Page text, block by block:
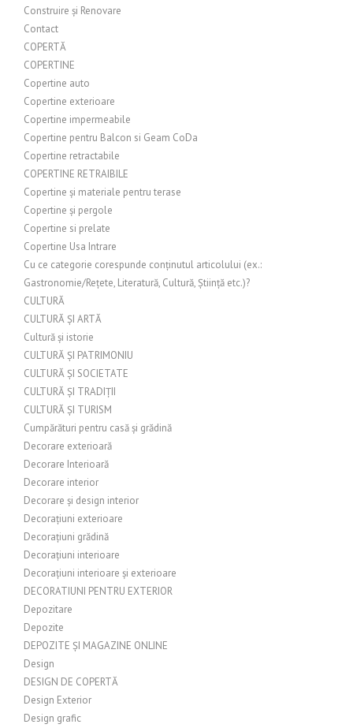
Construire și Renovare
Contact
COPERTĂ
COPERTINE
Copertine auto
Copertine exterioare
Copertine impermeabile
Copertine pentru Balcon si Geam CoDa
Copertine retractabile
COPERTINE RETRAIBILE
Copertine și materiale pentru terase
Copertine și pergole
Copertine si prelate
Copertine Usa Intrare
Cu ce categorie corespunde conținutul articolului (ex.:
Gastronomie/Rețete, Literatură, Cultură, Știință etc.)?
CULTURĂ
CULTURĂ ȘI ARTĂ
Cultură și istorie
CULTURĂ ȘI PATRIMONIU
CULTURĂ ȘI SOCIETATE
CULTURĂ ȘI TRADIȚII
CULTURĂ ȘI TURISM
Cumpărături pentru casă și grădină
Decorare exterioară
Decorare Interioară
Decorare interior
Decorare și design interior
Decorațiuni exterioare
Decorațiuni grădină
Decorațiuni interioare
Decorațiuni interioare și exterioare
DECORATIUNI PENTRU EXTERIOR
Depozitare
Depozite
DEPOZITE ȘI MAGAZINE ONLINE
Design
DESIGN DE COPERTĂ
Design Exterior
Design grafic